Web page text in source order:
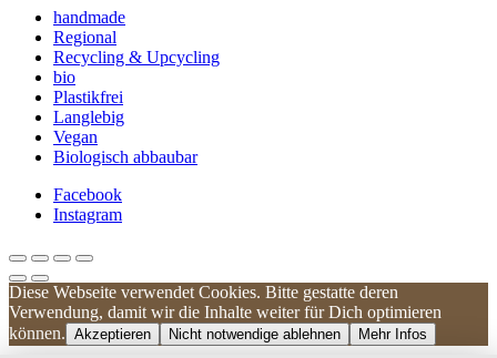
handmade
Regional
Recycling & Upcycling
bio
Plastikfrei
Langlebig
Vegan
Biologisch abbaubar
Facebook
Instagram
Diese Webseite verwendet Cookies. Bitte gestatte deren
Verwendung, damit wir die Inhalte weiter für Dich optimieren
können. Akzeptieren Nicht notwendige ablehnen Mehr Infos
Kundenbewertungen und Erfahrungen zu
UNIQUE DOG